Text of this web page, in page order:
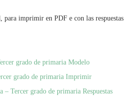
para imprimir en PDF e con las
grado de primaria Modelo
grado de primaria Imprimir
Tercer grado de primaria Respuestas